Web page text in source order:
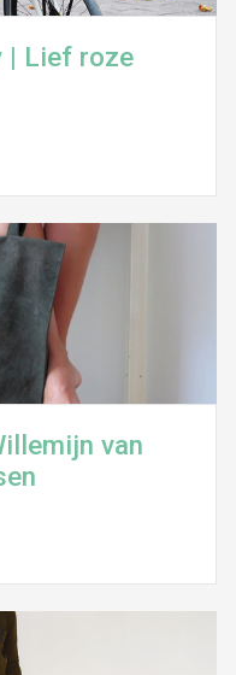
| Lief roze
van